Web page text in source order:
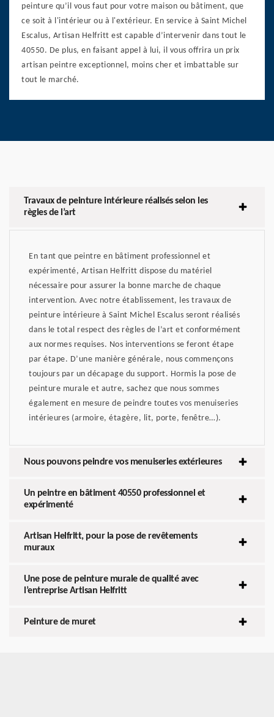
peinture qu’il vous faut pour votre maison ou bâtiment, que
ce soit à l'intérieur ou à l'extérieur. En service à Saint Michel
Escalus, Artisan Helfritt est capable d’intervenir dans tout le
40550. De plus, en faisant appel à lui, il vous offrira un prix
artisan peintre exceptionnel, moins cher et imbattable sur
tout le marché.
Travaux de peinture intérieure réalisés selon les
règles de l’art
En tant que peintre en bâtiment professionnel et
expérimenté, Artisan Helfritt dispose du matériel
nécessaire pour assurer la bonne marche de chaque
intervention. Avec notre établissement, les travaux de
peinture intérieure à Saint Michel Escalus seront réalisés
dans le total respect des règles de l’art et conformément
aux normes requises. Nos interventions se feront étape
par étape. D’une manière générale, nous commençons
toujours par un décapage du support. Hormis la pose de
peinture murale et autre, sachez que nous sommes
également en mesure de peindre toutes vos menuiseries
intérieures (armoire, étagère, lit, porte, fenêtre…).
Nous pouvons peindre vos menuiseries extérieures
Un peintre en bâtiment 40550 professionnel et
expérimenté
Artisan Helfritt, pour la pose de revêtements
muraux
Une pose de peinture murale de qualité avec
l’entreprise Artisan Helfritt
Peinture de muret